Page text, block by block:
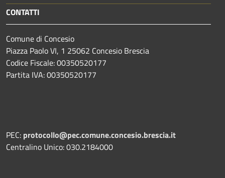
CONTATTI
Comune di Concesio
Piazza Paolo VI, 1 25062 Concesio Brescia
Codice Fiscale: 00350520177
Partita IVA: 00350520177
PEC: protocollo@pec.comune.concesio.brescia.it
Centralino Unico: 030.2184000